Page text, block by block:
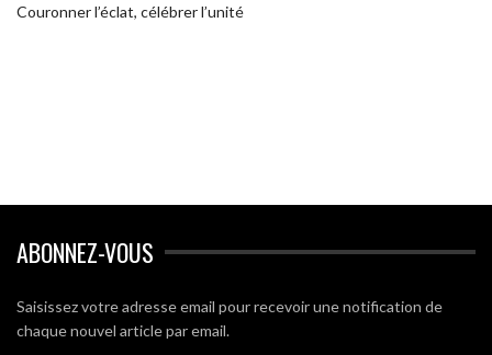
Couronner l’éclat, célébrer l’unité
ABONNEZ-VOUS
Saisissez votre adresse email pour recevoir une notification de
chaque nouvel article par email.